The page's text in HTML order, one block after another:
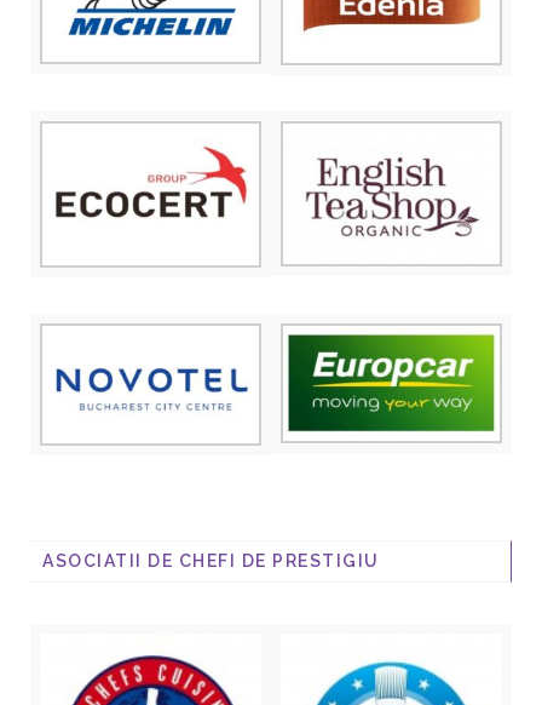
ASOCIATII DE CHEFI DE PRESTIGIU